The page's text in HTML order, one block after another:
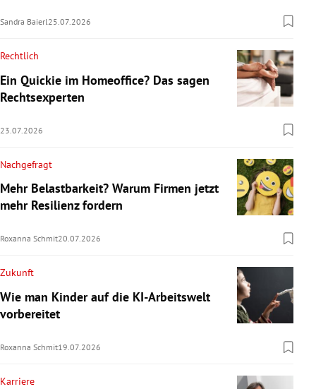
Sandra Baierl 25.07.2026
Rechtlich
Ein Quickie im Homeoffice? Das sagen
Rechtsexperten
23.07.2026
Nachgefragt
Mehr Belastbarkeit? Warum Firmen jetzt
mehr Resilienz fordern
Roxanna Schmit20.07.2026
Zukunft
Wie man Kinder auf die KI-Arbeitswelt
vorbereitet
Roxanna Schmit19.07.2026
Karriere